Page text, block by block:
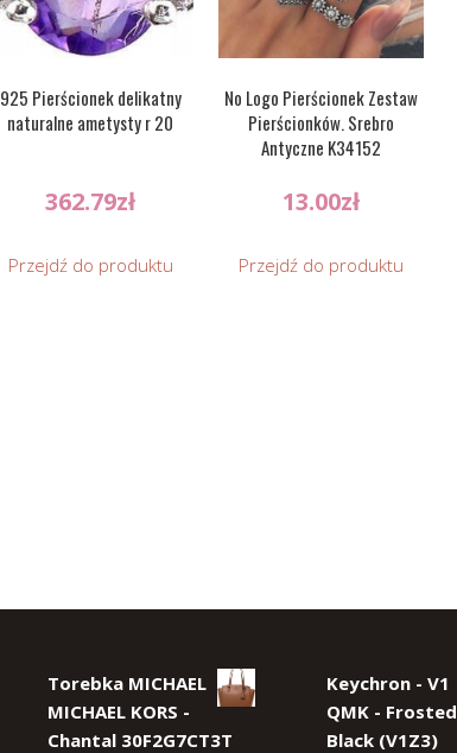
925 Pierścionek delikatny
naturalne ametysty r 20
362.79zł
Przejdź do produktu
No Logo Pierścionek Zestaw
Pierścionków. Srebro
Antyczne K34152
13.00zł
Przejdź do produktu
Torebka MICHAEL
MICHAEL KORS -
Chantal 30F2G7CT3T
Keychron - V1
QMK - Frosted
Black (V1Z3)